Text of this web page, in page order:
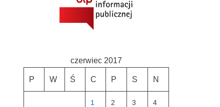
czerwiec 2017
P W Ś C P S N
1 2 3 4